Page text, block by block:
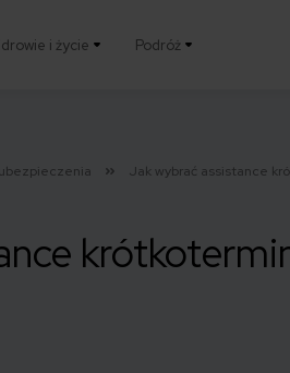
i życie Podróż
Jak wybrać assistance